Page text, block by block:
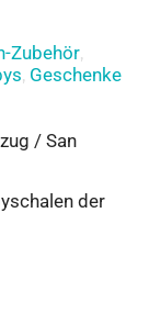
Zubehör,
, Geschenke
/ San
der